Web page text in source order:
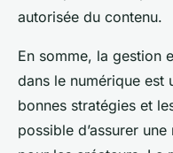
autorisée du contenu.
En somme, la gestion
dans le numérique est
bonnes stratégies et
possible d’assurer